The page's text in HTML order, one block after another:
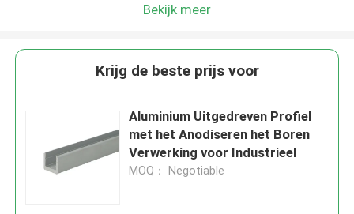
Bekijk meer
Krijg de beste prijs voor
Aluminium Uitgedreven Profiel
met het Anodiseren het Boren
Verwerking voor Industrieel
MOQ： Negotiable